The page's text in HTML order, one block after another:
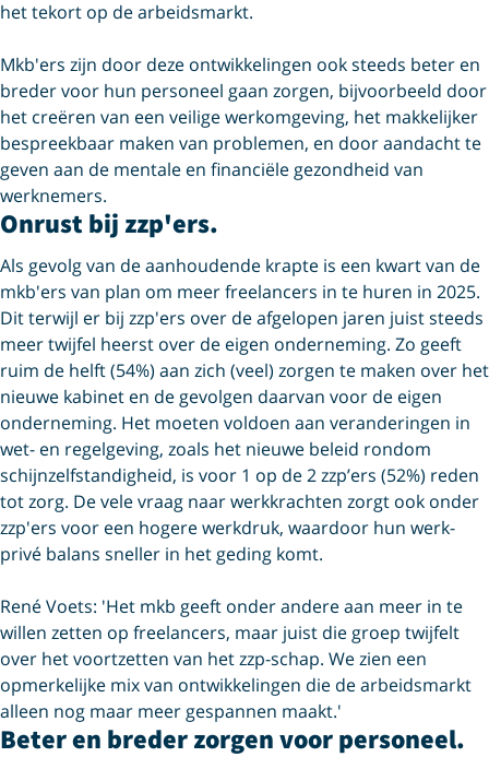
het tekort op de arbeidsmarkt.
Mkb'ers zijn door deze ontwikkelingen ook steeds beter en
breder voor hun personeel gaan zorgen, bijvoorbeeld door
het creëren van een veilige werkomgeving, het makkelijker
bespreekbaar maken van problemen, en door aandacht te
geven aan de mentale en financiële gezondheid van
werknemers.
Onrust bij zzp'ers.
Als gevolg van de aanhoudende krapte is een kwart van de
mkb'ers van plan om meer freelancers in te huren in 2025.
Dit terwijl er bij zzp'ers over de afgelopen jaren juist steeds
meer twijfel heerst over de eigen onderneming. Zo geeft
ruim de helft (54%) aan zich (veel) zorgen te maken over het
nieuwe kabinet en de gevolgen daarvan voor de eigen
onderneming. Het moeten voldoen aan veranderingen in
wet- en regelgeving, zoals het nieuwe beleid rondom
schijnzelfstandigheid, is voor 1 op de 2 zzp’ers (52%) reden
tot zorg. De vele vraag naar werkkrachten zorgt ook onder
zzp'ers voor een hogere werkdruk, waardoor hun werk-
privé balans sneller in het geding komt.
René Voets: 'Het mkb geeft onder andere aan meer in te
willen zetten op freelancers, maar juist die groep twijfelt
over het voortzetten van het zzp-schap. We zien een
opmerkelijke mix van ontwikkelingen die de arbeidsmarkt
alleen nog maar meer gespannen maakt.'
Beter en breder zorgen voor personeel.